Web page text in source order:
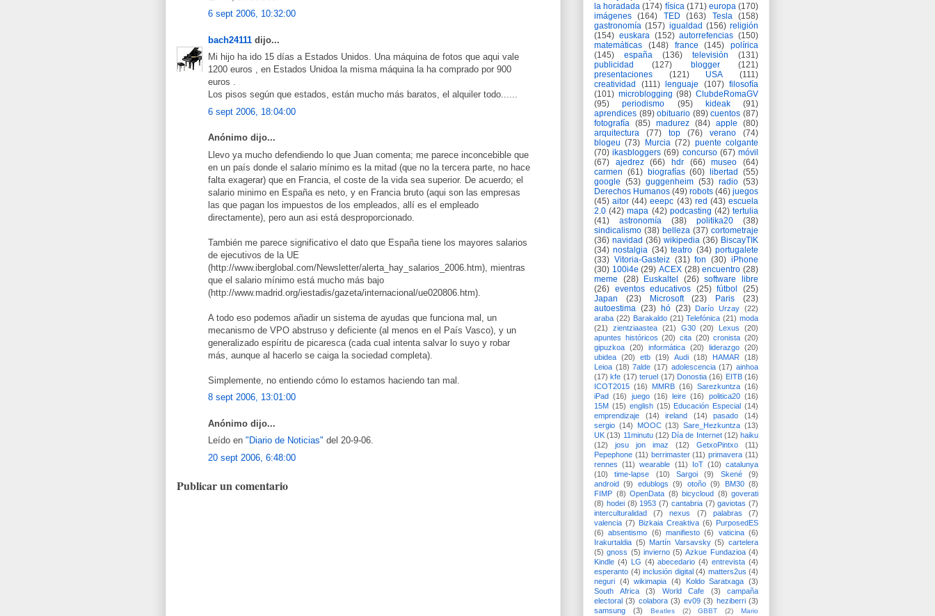
6 sept 2006, 10:32:00
bach24111 dijo...
Mi hijo ha ido 15 días a Estados Unidos. Una máquina de fotos que aqui vale
1200 euros , en Estados Unidoa la misma máquina la ha comprado por 900
euros .
Los pisos según que estados, están mucho más baratos, el alquiler todo......
6 sept 2006, 18:04:00
Anónimo dijo...
Llevo ya mucho defendiendo lo que Juan comenta; me parece inconcebible que
en un país donde el salario mínimo es la mitad (que no la tercera parte, no hace
falta exagerar) que en Francia, el coste de la vida sea superior. De acuerdo; el
salario minimo en España es neto, y en Francia bruto (aqui son las empresas
las que pagan los impuestos de los empleados, allí es el empleado
directamente), pero aun asi está desproporcionado.
También me parece significativo el dato que España tiene los mayores salarios
de ejecutivos de la UE
(http://www.iberglobal.com/Newsletter/alerta_hay_salarios_2006.htm), mientras
que el salario mínimo está mucho más bajo
(http://www.madrid.org/iestadis/gazeta/internacional/ue020806.htm).
A todo eso podemos añadir un sistema de ayudas que funciona mal, un
mecanismo de VPO abstruso y deficiente (al menos en el País Vasco), y un
generalizado espíritu de picaresca (cada cual intenta salvar lo suyo y robar
más, aunque al hacerlo se caiga la sociedad completa).
Simplemente, no entiendo cómo lo estamos haciendo tan mal.
8 sept 2006, 13:01:00
Anónimo dijo...
Leído en "Diario de Noticias" del 20-9-06.
20 sept 2006, 6:48:00
Publicar un comentario
la horadada (174) física (171) europa (170)
imágenes
(164) TED (163) Tesla
(158)
gastronomía (157) igualdad (156) religión
(154) euskara (152) autorrefencias (150)
matemáticas
(148) france (145)
polírica
(145)
españa (136) televisión
(131)
publicidad
(127) blogger
(121)
presentaciones
(121) USA
(111)
creatividad
(111) lenguaje (107) filosofía
(101) microblogging (98) ClubdeRomaGV
(95)
periodismo (95) kideak
(91)
aprendices (89) obituario (89) cuentos (87)
fotografía (85) madurez (84) apple
(80)
arquitectura
(77) top (76) verano
(74)
blogeu (73) Murcia (72) puente colgante
(70) ikasbloggers (69) concurso (67) móvil
(67)
ajedrez (66) hdr (66) museo
(64)
carmen (61) biografías (60) libertad
(55)
google (53) guggenheim (53) radio (53)
Derechos Humanos (49) robots (46) juegos
(45) aitor (44) eeepc (43) red (43) escuela
2.0 (42) mapa (42) podcasting (42) tertulia
(41)
astronomía (38) politika20
(38)
sindicalismo (38) belleza (37) cortometraje
(36) navidad (36) wikipedia (36) BiscayTIK
(34) nostalgia (34) teatro (34) portugalete
(33) Vitoria-Gasteiz (31) fon (30) iPhone
(30) 100i4e (29) ACEX (28) encuentro (28)
meme
(28) Euskaltel (26) software libre
(26) eventos educativos (25) fútbol
(25)
Japan
(23) Microsoft (23) Paris
(23)
autoestima (23) hó (23) Darío Urzay (22)
araba (22) Barakaldo (21) Telefónica (21) moda
(21)
zientziaastea (21) G30 (20) Lexus
(20)
apuntes históricos (20) cita (20) cronista (20)
gipuzkoa (20) informática (20) liderazgo (20)
ubidea (20) etb (19) Audi (18) HAMAR
(18)
Leioa (18) 7alde (17) adolescencia (17) ainhoa
(17) kfe (17) teruel (17) Donostia (16) EITB (16)
ICOT2015 (16) MMRB (16) Sarezkuntza (16)
iPad (16) juego (16) leire (16) politica20 (16)
15M (15) english (15) Educación Especial (14)
emprendizaje
(14) ireland (14) pasado
(14)
sergio (14) MOOC (13) Sare_Hezkuntza (13)
UK (13) 11minutu (12) Día de Internet (12) haiku
(12)
josu jon imaz (12) GetxoPintxo
(11)
Pepephone (11) berrimaster (11) primavera (11)
rennes (11) wearable (11) IoT (10) catalunya
(10)
time-lapse (10) Sargoi (9) Skené
(9)
android (9) edublogs (9) otoño (9) BM30 (8)
FIMP (8) OpenData (8) bicycloud (8) goverati
(8) hodei (8) 1953 (7) cantabria (7) gaviotas (7)
interculturalidad
(7) nexus (7) palabras
(7)
valencia (7) Bizkaia Creaktiva (6) PurposedES
(6)
absentismo (6) manifiesto (6) vaticina (6)
Irakurtaldia (5) Martín Varsavsky (5) cartelera
(5) gnoss (5) invierno (5) Azkue Fundazioa (4)
Kindle (4) LG (4) abecedario (4) entrevista (4)
esperanto (4) inclusión digital (4) matters2us (4)
neguri (4) wikimapia (4) Koldo Saratxaga (3)
South Africa
(3) World Cafe (3)
campaña
electoral (3) colabora (3) ev09 (3) heziberri (3)
samsung
(3) Beatles (2) GBBT (2)
Mario